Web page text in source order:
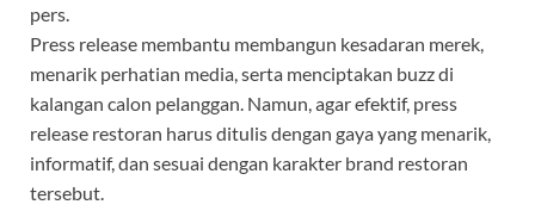
pers.
Press release membantu membangun kesadaran merek,
menarik perhatian media, serta menciptakan buzz di
kalangan calon pelanggan. Namun, agar efektif, press
release restoran harus ditulis dengan gaya yang menarik,
informatif, dan sesuai dengan karakter brand restoran
tersebut.